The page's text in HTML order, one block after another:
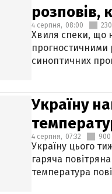
розповів,
4 серпня, 08:00
Хвиля спеки, що
прогностичними
синоптичних
Україну
4 серпня, 07:32 900
Україну цього
гаряча
температура